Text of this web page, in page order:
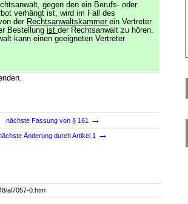
gegen den ein Berufs- oder
verhängt ist, wird im Fall des
der Rechtsanwaltskammer ein Vertreter
Bestellung ist der Rechtsanwalt zu hören.
kann einen geeigneten Vertreter
nächste Fassung von § 161
→
Änderung durch Artikel 1 →
al7057-0.htm